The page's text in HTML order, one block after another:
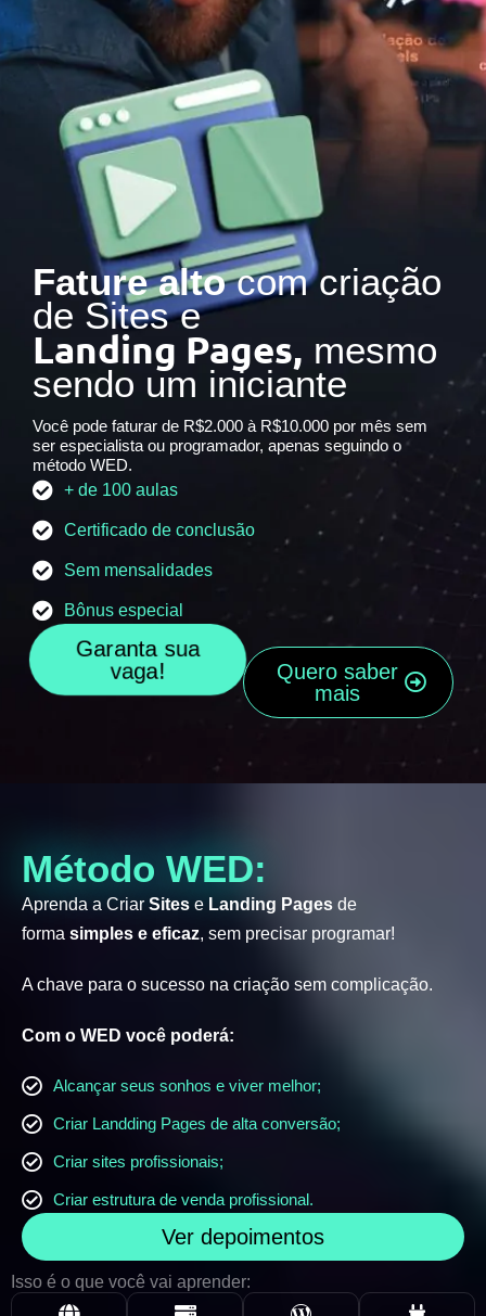
Fature altocom criação
de Sites e
Landing Pages, mesmo
sendo um iniciante
Você pode faturar de R$2.000 à R$10.000 por mês sem
ser especialista ou programador, apenas seguindo o
método WED.
+ de 100 aulas
Certificado de conclusão
Sem mensalidades
Bônus especial
Garanta sua
vaga!
Quero saber
mais
Método WED:
Aprenda a Criar Sites e Landing Pages de
forma simples e eficaz, sem precisar programar!
A chave para o sucesso na criação sem complicação.
Com o WED você poderá:
Alcançar seus sonhos e viver melhor;
Criar Landding Pages de alta conversão;
Criar sites profissionais;
Criar estrutura de venda profissional.
Ver depoimentos
Isso é o que você vai aprender: